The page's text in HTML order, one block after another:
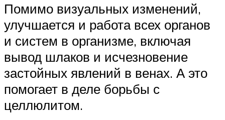
Помимо визуальных изменений,
улучшается и работа всех органов
и систем в организме, включая
вывод шлаков и исчезновение
застойных явлений в венах. А это
помогает в деле борьбы с
целлюлитом.